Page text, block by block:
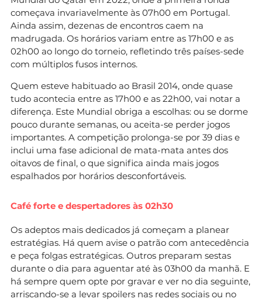
começava invariavelmente às 07h00 em Portugal.
Ainda assim, dezenas de encontros caem na
madrugada. Os horários variam entre as 17h00 e as
02h00 ao longo do torneio, refletindo três países-sede
com múltiplos fusos internos.
Quem esteve habituado ao Brasil 2014, onde quase
tudo acontecia entre as 17h00 e as 22h00, vai notar a
diferença. Este Mundial obriga a escolhas: ou se dorme
pouco durante semanas, ou aceita-se perder jogos
importantes. A competição prolonga-se por 39 dias e
inclui uma fase adicional de mata-mata antes dos
oitavos de final, o que significa ainda mais jogos
espalhados por horários desconfortáveis.
Café forte e despertadores às 02h30
Os adeptos mais dedicados já começam a planear
estratégias. Há quem avise o patrão com antecedência
e peça folgas estratégicas. Outros preparam sestas
durante o dia para aguentar até às 03h00 da manhã. E
há sempre quem opte por gravar e ver no dia seguinte,
arriscando-se a levar spoilers nas redes sociais ou no